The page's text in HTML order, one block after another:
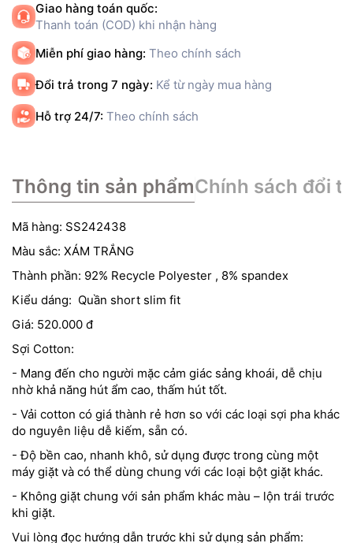
Giao hàng toán quốc:
Thanh toán (COD) khi nhận hàng
Miễn phí giao hàng: Theo chính sách
Đổi trả trong 7 ngày: Kể từ ngày mua hàng
Hỗ trợ 24/7: Theo chính sách
Thông tin sản phẩmChính sách đổi
Mã hàng: SS242438
Màu sắc: XÁM TRẮNG
Thành phần: 92% Recycle Polyester , 8% spandex
Kiểu dáng: Quần short slim fit
Giá: 520.000 đ
Sợi Cotton:
- Mang đến cho người mặc cảm giác sảng khoái, dễ chịu
nhờ khả năng hút ẩm cao, thấm hút tốt.
- Vải cotton có giá thành rẻ hơn so với các loại sợi pha khác
do nguyên liệu dễ kiếm, sẵn có.
- Độ bền cao, nhanh khô, sử dụng được trong cùng một
máy giặt và có thể dùng chung với các loại bột giặt khác.
- Không giặt chung với sản phẩm khác màu – lộn trái trước
khi giặt.
Vui lòng đọc hướng dẫn trước khi sử dụng sản phẩm: